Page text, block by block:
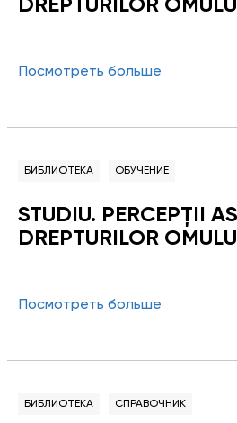
DREPTURILOR
Посмотреть больше
БИБЛИОТЕКА ОБУЧЕНИЕ
STUDIU. PERCEPŢII
DREPTURILOR
Посмотреть больше
БИБЛИОТЕКА СПРАВОЧНИК